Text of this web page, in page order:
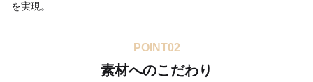
を実現。
POINT02
素材へのこだわり